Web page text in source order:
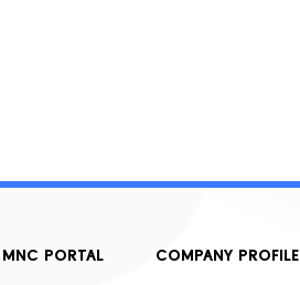
MNC PORTAL COMPANY PROFILE